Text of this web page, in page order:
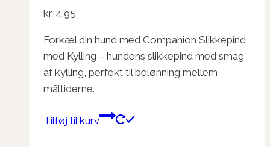
kr. 4,95
Forkæl din hund med Companion Slikkepind
med Kylling – hundens slikkepind med smag
af kylling, perfekt til belønning mellem
måltiderne.
Tilføj til kurv